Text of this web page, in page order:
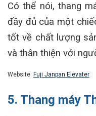
Có thể nói, thang
đầy đủ của một
tốt về chất lượng
và thân thiện với
Website: Fuji Janpan Elevater
5. Thang máy